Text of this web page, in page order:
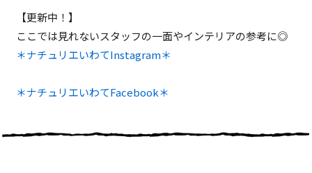
【更新中！】
ここでは見れないスタッフの一面やインテリアの参考に◎
＊ナチュリエいわてInstagram＊
＊ナチュリエいわてFacebook＊